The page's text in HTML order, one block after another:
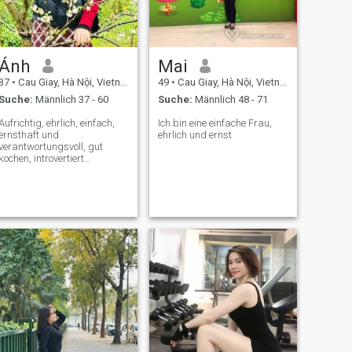
Ánh
• Cau Giay, Hà Nội, Vietnam
Suche: Männlich 37 - 60
ehrlich, einfach,
und
gut
kochen, introvertiert
Mai
49 • Cau Giay, Hà Nội, Vietnam
Suche: Männlich 48 - 71
Ich bin eine einfache Frau,
ehrlich und ernst